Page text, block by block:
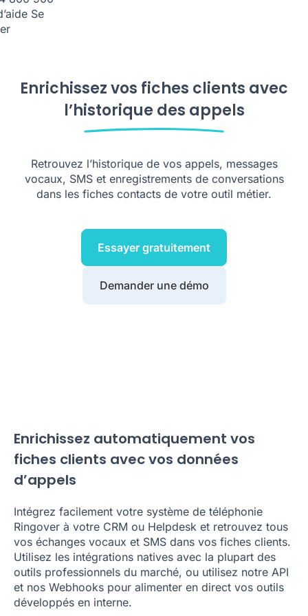
Se
Enrichissez vos fiches clients avec
l’historique des appels
Retrouvez l’historique de vos appels, messages
vocaux, SMS et enregistrements de conversations
dans les fiches contacts de votre outil métier.
Essayer gratuitement
Demander une démo
Enrichissez automatiquement vos
fiches clients avec vos données
d’appels
Intégrez facilement votre système de téléphonie
Ringover à votre CRM ou Helpdesk et retrouvez tous
vos échanges vocaux et SMS dans vos fiches clients.
Utilisez les intégrations natives avec la plupart des
outils professionnels du marché, ou utilisez notre API
et nos Webhooks pour alimenter en direct vos outils
développés en interne.